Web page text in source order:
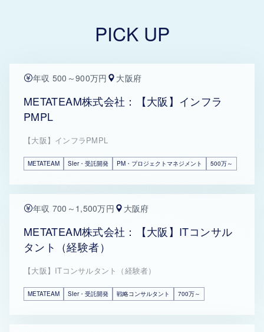
PICK UP
年収 500～900万円 大阪府
METATEAM株式会社：【大阪】インフラ
PMPL
【大阪】インフラPMPL
METATEAM SIer・受託開発 PM・プロジェクトマネジメント 500万～
年収 700～1,500万円 大阪府
METATEAM株式会社：【大阪】ITコンサル
タント（経験者）
【大阪】ITコンサルタント（経験者）
METATEAM SIer・受託開発 戦略コンサルタント 700万～